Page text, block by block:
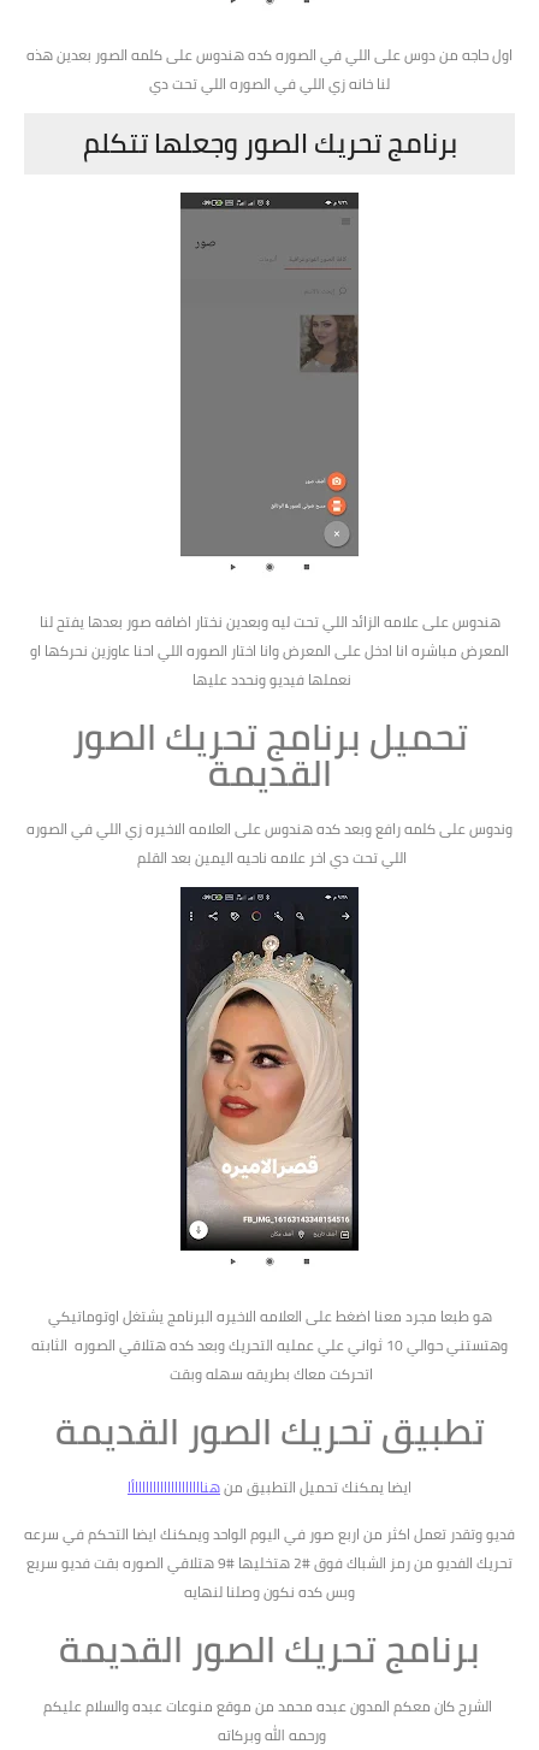
اول حاجه من دوس على اللي في الصوره كده هندوس على كلمه الصور بعدين هذه
لنا خانه زي اللي في الصوره اللي تحت دي
برنامج تحريك الصور وجعلها تتكلم
هندوس على علامه الزائد اللي تحت ليه وبعدين نختار اضافه صور بعدها يفتح لنا
المعرض مباشره انا ادخل على المعرض وانا اختار الصوره اللي احنا عاوزين نحركها او
نعملها فيديو ونحدد عليها
تحميل برنامج تحريك الصور
القديمة
وندوس على كلمه رافع وبعد كده هندوس على العلامه الاخيره زي اللي في الصوره
اللي تحت دي اخر علامه ناحيه اليمين بعد القلم
هو طبعا مجرد معنا اضغط على العلامه الاخيره البرنامج يشتغل اوتوماتيكي
وهتستني حوالي 10 ثواني علي عمليه التحريك وبعد كده هتلاقي الصوره الثابته
اتحركت معاك بطريقه سهله وبقت
تطبيق تحريك الصور القديمة
ايضا يمكنك تحميل التطبيق منهناااااااااااااااااااأا
فديو وتقدر تعمل اكثر من اربع صور في اليوم الواحد ويمكنك ايضا التحكم في سرعه
تحريك الفديو من رمز الشباك فوق #2 هتخليها #9 هتلاقي الصوره بقت فديو سريع
وبس كده نكون وصلنا لنهايه
برنامج تحريك الصور القديمة
الشرح كان معكم المدون عبده محمد من موقع منوعات عبده والسلام عليكم
ورحمه الله وبركاته